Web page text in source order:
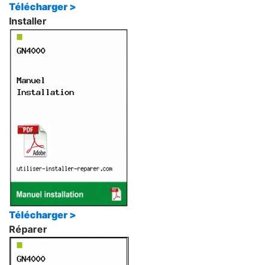
Télécharger >
Installer
Télécharger >
Réparer